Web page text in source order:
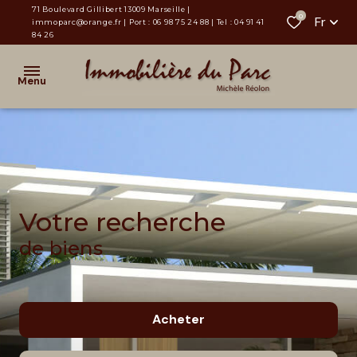
71 Boulevard Gillibert 13009 Marseille |
immoparc@orange.fr | Port : 06 98 75 24 88 | Tel : 04 91 41
84 26
0 Fr
Menu
Maisons
& Villas
Appartements
Terrains &
Programmes
Locaux
Votre recherche
de biens
Acheter